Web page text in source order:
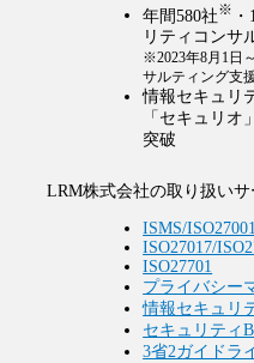
年間580社※
リティコンサ
※2023年8月1日
サルティング支
情報セキュリ
「セキュリオ
突破
LRM株式会社の取り扱いサ
ISMS/ISO27001
ISO27017/
ISO27701
プライバシー
情報セキュリ
セキュリティ
3省2ガイドラ